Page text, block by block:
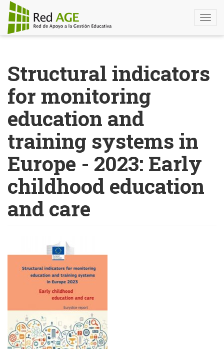
contenido
principal
Structural indicators
for monitoring
education and
training systems in
Europe - 2023: Early
childhood education
and care